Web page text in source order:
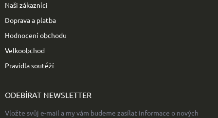
Naši zákazníci
Doprava a platba
Hodnocení obchodu
Velkoobchod
Pravidla soutěží
ODEBÍRAT NEWSLETTER
Vložte svůj e-mail a my vám budeme zasílat informace o nových